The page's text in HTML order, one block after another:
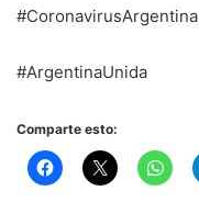
#CoronavirusArgentina
#ArgentinaUnida
Comparte esto: